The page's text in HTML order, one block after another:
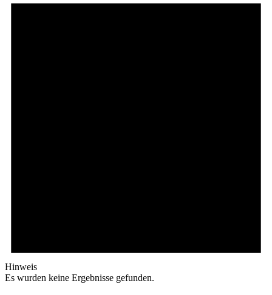
Hinweis
Es wurden keine Ergebnisse gefunden.